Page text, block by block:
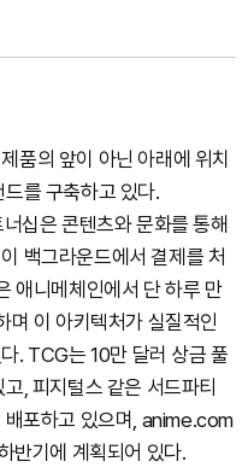
품의 앞이 아닌 아래에 위치
를 구축하고 있다.
십은 콘텐츠와 문화를 통해
백그라운드에서 결제를 처
애니메체인에서 단 하루 만
며 이 아키텍처가 실질적인
. TCG는 10만 달러 상금 풀
, 피지털스 같은 서드파티
배포하고 있으며, anime.com
반기에 계획되어 있다.